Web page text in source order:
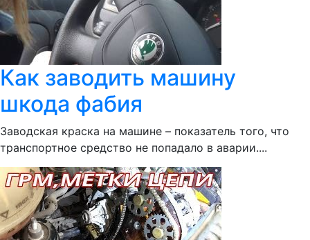
Как заводить машину
шкода фабия
Заводская краска на машине – показатель того, что
транспортное средство не попадало в аварии....